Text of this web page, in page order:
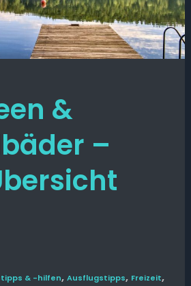
&
–
& -hilfen, Ausflugs­­tipps, Freizeit,